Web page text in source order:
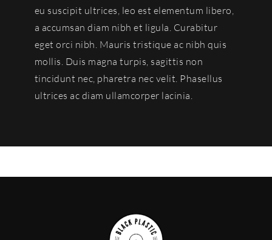
eu suscipit ultrices, leo est elementum libero,
a accumsan diam nibh et ligula. Curabitur
eget orci nibh. Mauris tristique ac nibh quis
mollis. Duis magna turpis, sagittis non
tincidunt nec, pharetra nec velit. Phasellus
ultrices ac diam ullamcorper lacinia.